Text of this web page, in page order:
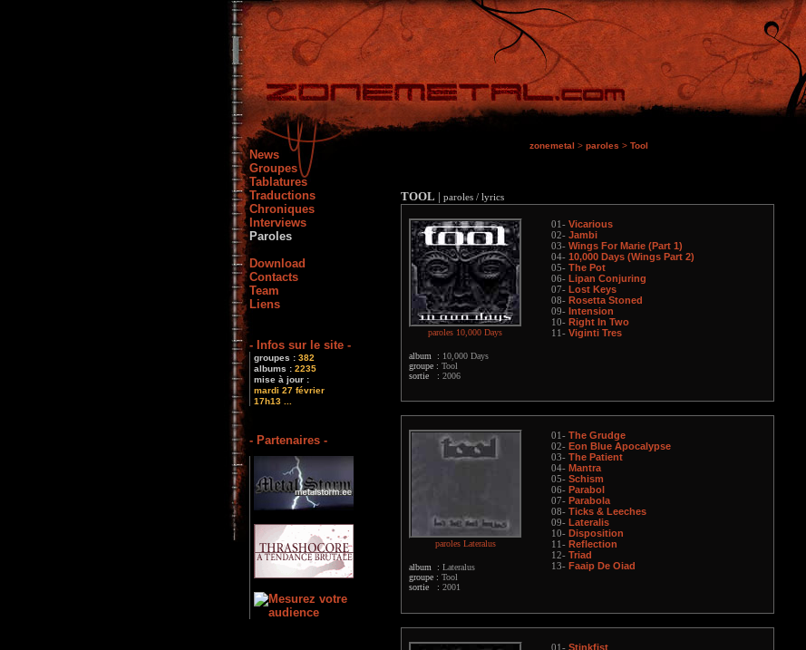
News
Groupes
Tablatures
Traductions
Chroniques
Interviews
Paroles
Download
Contacts
Team
Liens
- Infos sur le site -
groupes : 382
albums : 2235
mise à jour :
mardi 27 février
17h13 ...
- Partenaires -
zonemetal > paroles > Tool
TOOL | paroles / lyrics
paroles 10,000 Days
album : 10,000 Days
groupe : Tool
sortie : 2006
01- Vicarious
02- Jambi
03- Wings For Marie (Part 1)
04- 10,000 Days (Wings Part 2)
05- The Pot
06- Lipan Conjuring
07- Lost Keys
08- Rosetta Stoned
09- Intension
10- Right In Two
11- Viginti Tres
paroles Lateralus
album : Lateralus
groupe : Tool
sortie : 2001
01- The Grudge
02- Eon Blue Apocalypse
03- The Patient
04- Mantra
05- Schism
06- Parabol
07- Parabola
08- Ticks & Leeches
09- Lateralis
10- Disposition
11- Reflection
12- Triad
13- Faaip De Oiad
01- Stinkfist